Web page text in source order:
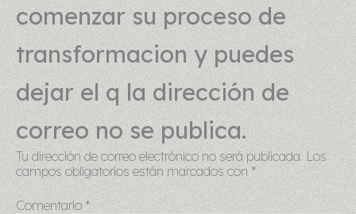
comenzar su proceso de
transformacion y puedes
dejar el q la dirección de
correo no se publica.
Tu dirección de correo electrónico no será publicada. Los
campos obligatorios están marcados con *
Comentario *